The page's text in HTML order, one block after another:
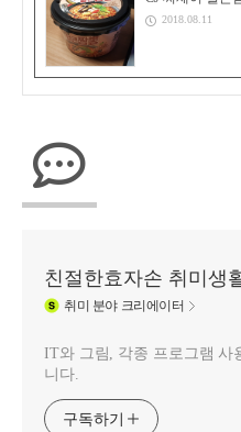
2018.08.11
친절한효자손 취미생
취미 분야 크리에이터
IT와 그림, 각종 프로그램 사
니다.
구독하기